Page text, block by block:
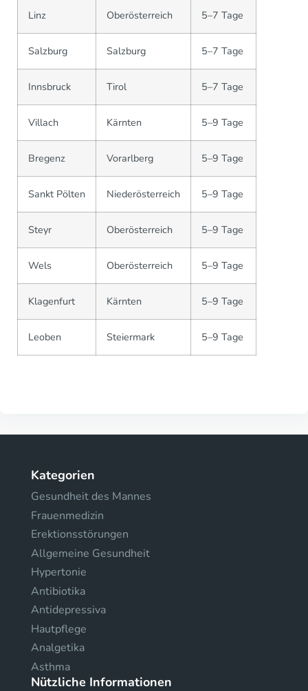
Linz Oberösterreich 5–7 Tage
Salzburg Salzburg 5–7 Tage
Innsbruck Tirol 5–7 Tage
Villach Kärnten 5–9 Tage
Bregenz Vorarlberg 5–9 Tage
Sankt Pölten Niederösterreich 5–9 Tage
Steyr Oberösterreich 5–9 Tage
Wels Oberösterreich 5–9 Tage
Klagenfurt Kärnten 5–9 Tage
Leoben Steiermark 5–9 Tage
Kategorien
Gesundheit des Mannes
Frauenmedizin
Erektionsstörungen
Allgemeine Gesundheit
Hypertonie
Antibiotika
Antidepressiva
Hautpflege
Analgetika
Asthma
Nützliche Informationen